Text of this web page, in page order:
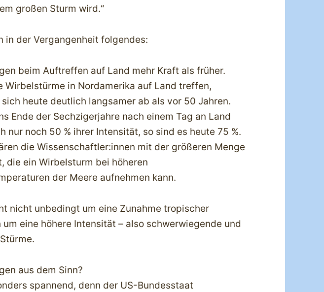
großen Sturm wird.“
in der Vergangenheit folgendes:
beim Auftreffen auf Land mehr Kraft als früher.
Wirbelstürme in Nordamerika auf Land treffen,
heute deutlich langsamer ab als vor 50 Jahren.
Ende der Sechzigerjahre nach einem Tag an Land
nur noch 50 % ihrer Intensität, so sind es heute 75 %.
die Wissenschaftler:innen mit der größeren Menge
die ein Wirbelsturm bei höheren
der Meere aufnehmen kann.
nicht unbedingt um eine Zunahme tropischer
um eine höhere Intensität – also schwerwiegende und
aus dem Sinn?
spannend, denn der US-Bundesstaat